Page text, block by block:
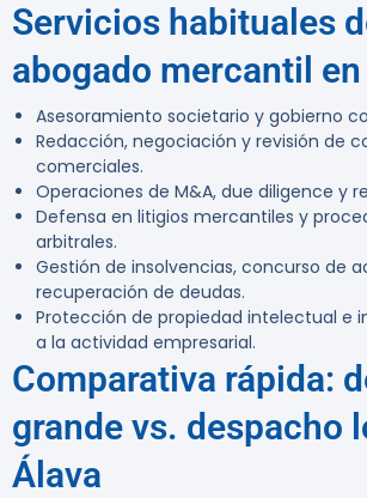
Servicios habituales
abogado mercantil
Asesoramiento societario y gobierno
Redacción, negociación y revisión de
comerciales.
Operaciones de M&A, due diligence y
Defensa en litigios mercantiles y
arbitrales.
Gestión de insolvencias, concurso de
recuperación de deudas.
Protección de propiedad intelectual e
a la actividad empresarial.
Comparativa rápida:
grande vs. despacho
Álava